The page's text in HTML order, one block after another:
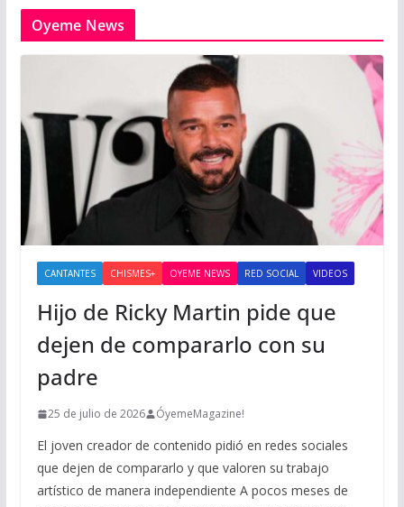
Oyeme News
CANTANTES CHISMES+ OYEME NEWS RED SOCIAL VIDEOS
Hijo de Ricky Martin pide que
dejen de compararlo con su
padre
25 de julio de 2026 ÓyemeMagazine!
El joven creador de contenido pidió en redes sociales
que dejen de compararlo y que valoren su trabajo
artístico de manera independiente A pocos meses de